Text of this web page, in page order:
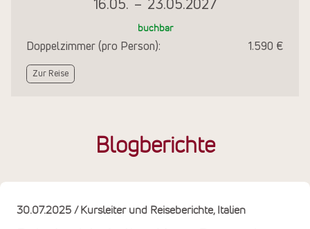
16.05. – 23.05.2027
buchbar
Doppelzimmer (pro Person): 1.590 €
Zur Reise
Blogberichte
30.07.2025 Kursleiter und Reiseberichte Italien